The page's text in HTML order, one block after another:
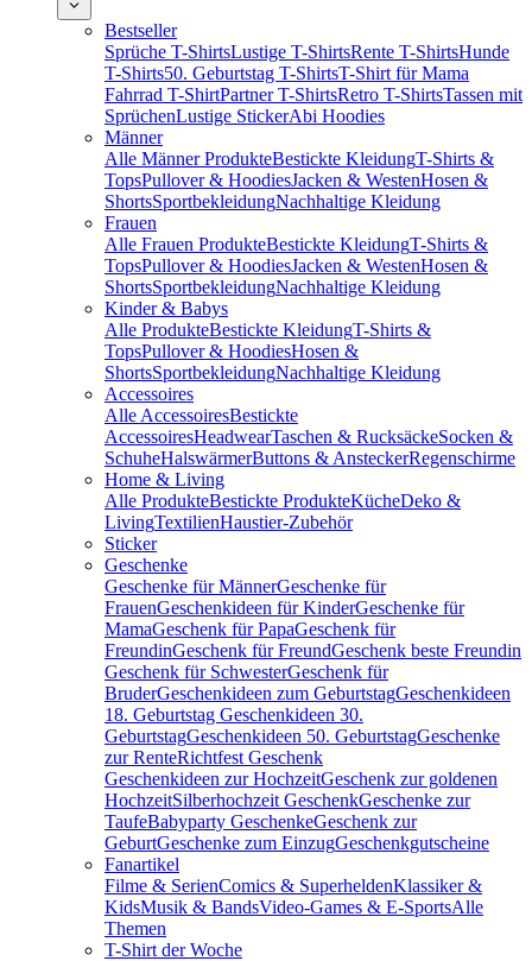
Bestseller
Sprüche T-ShirtsLustige T-ShirtsRente T-ShirtsHunde
T-Shirts50. Geburtstag T-ShirtsT-Shirt für Mama
Fahrrad T-ShirtPartner T-ShirtsRetro T-ShirtsTassen mit
SprüchenLustige StickerAbi Hoodies
Männer
Alle Männer ProdukteBestickte KleidungT-Shirts &
TopsPullover & HoodiesJacken & WestenHosen &
ShortsSportbekleidungNachhaltige Kleidung
Frauen
Alle Frauen ProdukteBestickte KleidungT-Shirts &
TopsPullover & HoodiesJacken & WestenHosen &
ShortsSportbekleidungNachhaltige Kleidung
Kinder & Babys
Alle ProdukteBestickte KleidungT-Shirts &
TopsPullover & HoodiesHosen &
ShortsSportbekleidungNachhaltige Kleidung
Accessoires
Alle AccessoiresBestickte
AccessoiresHeadwearTaschen & RucksäckeSocken &
SchuheHalswärmerButtons & AnsteckerRegenschirme
Home & Living
Alle ProdukteBestickte ProdukteKücheDeko &
LivingTextilienHaustier-Zubehör
Sticker
Geschenke
Geschenke für MännerGeschenke für
FrauenGeschenkideen für KinderGeschenke für
MamaGeschenk für PapaGeschenk für
FreundinGeschenk für FreundGeschenk beste Freundin
Geschenk für SchwesterGeschenk für
BruderGeschenkideen zum GeburtstagGeschenkideen
18. Geburtstag Geschenkideen 30.
GeburtstagGeschenkideen 50. GeburtstagGeschenke
zur RenteRichtfest Geschenk
Geschenkideen zur HochzeitGeschenk zur goldenen
HochzeitSilberhochzeit GeschenkGeschenke zur
TaufeBabyparty GeschenkeGeschenk zur
GeburtGeschenke zum EinzugGeschenkgutscheine
Fanartikel
Filme & SerienComics & SuperheldenKlassiker &
KidsMusik & BandsVideo-Games & E-SportsAlle
Themen
T-Shirt der Woche